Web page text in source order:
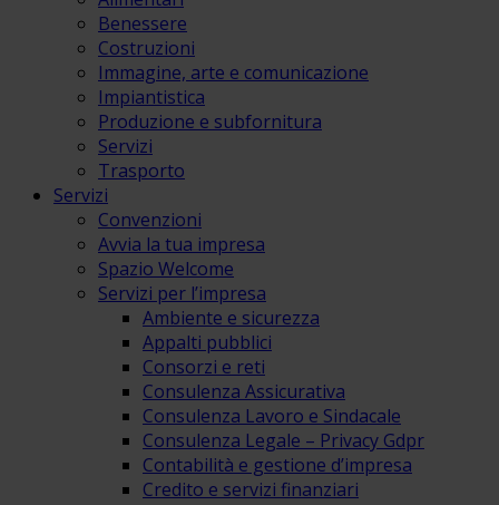
Benessere
Costruzioni
Immagine, arte e comunicazione
Impiantistica
Produzione e subfornitura
Servizi
Trasporto
Servizi
Convenzioni
Avvia la tua impresa
Spazio Welcome
Servizi per l’impresa
Ambiente e sicurezza
Appalti pubblici
Consorzi e reti
Consulenza Assicurativa
Consulenza Lavoro e Sindacale
Consulenza Legale – Privacy Gdpr
Contabilità e gestione d’impresa
Credito e servizi finanziari